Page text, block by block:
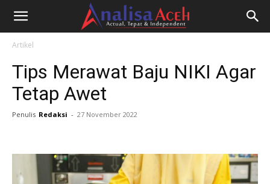
Artikel
Tips Merawat Baju NIKI Agar
Tetap Awet
Penulis Redaksi - 27 November 2022